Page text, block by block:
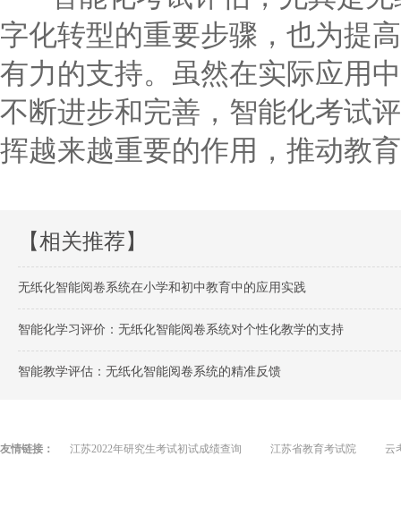
字化转型的重要步骤，也为提
有力的支持。虽然在实际应用
不断进步和完善，智能化考试
挥越来越重要的作用，推动教
【相关推荐】
无纸化智能阅卷系统在小学和初中教育中的应用实践
智能化学习评价：无纸化智能阅卷系统对个性化教学的支持
智能教学评估：无纸化智能阅卷系统的精准反馈
友情链接： 江苏2022年研究生考试初试成绩查询 江苏省教育考试院 云